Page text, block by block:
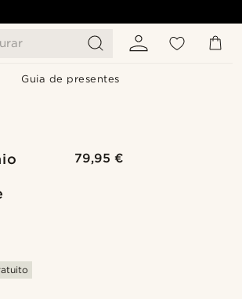
Guia de presentes
79,95 €